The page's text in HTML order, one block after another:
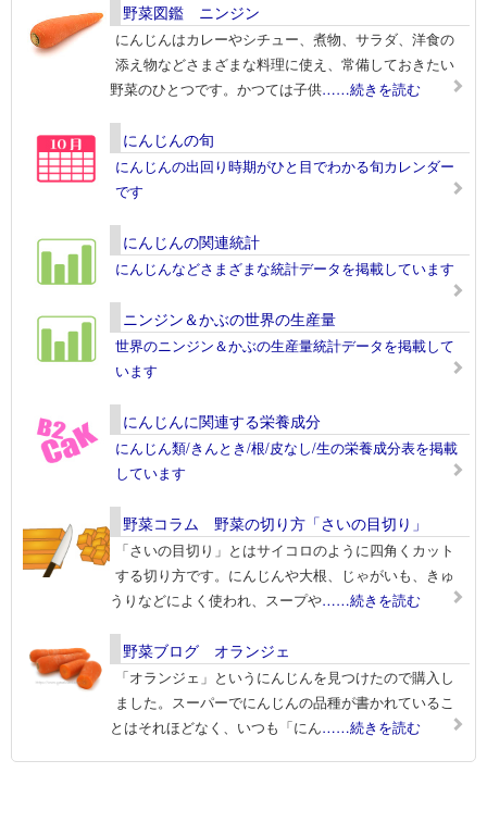
野菜図鑑 ニンジン
にんじんはカレーやシチュー、煮物、サラダ、洋食の
添え物などさまざまな料理に使え、常備しておきたい
野菜のひとつです。かつては子供……続きを読む
にんじんの旬
にんじんの出回り時期がひと目でわかる旬カレンダー
です
にんじんの関連統計
にんじんなどさまざまな統計データを掲載しています
ニンジン＆かぶの世界の生産量
世界のニンジン＆かぶの生産量統計データを掲載して
います
にんじんに関連する栄養成分
にんじん類/きんとき/根/皮なし/生の栄養成分表を掲載
しています
野菜コラム 野菜の切り方「さいの目切り」
「さいの目切り」とはサイコロのように四角くカット
する切り方です。にんじんや大根、じゃがいも、きゅ
うりなどによく使われ、スープや……続きを読む
野菜ブログ オランジェ
「オランジェ」というにんじんを見つけたので購入し
ました。スーパーでにんじんの品種が書かれているこ
とはそれほどなく、いつも「にん……続きを読む